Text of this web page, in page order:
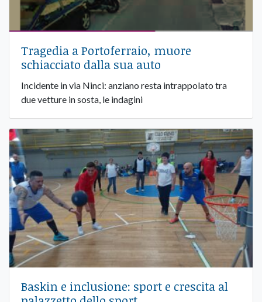
Tragedia a Portoferraio, muore
schiacciato dalla sua auto
Incidente in via Ninci: anziano resta intrappolato tra
due vetture in sosta, le indagini
Baskin e inclusione: sport e crescita al